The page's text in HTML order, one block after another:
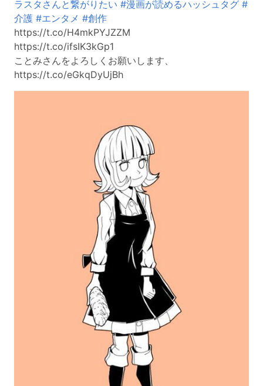
ラスタさんと繋がりたい #漫画が読めるハッシュタグ #
介護 #エンタメ #創作
https://t.co/H4mkPYJZZM
https://t.co/ifsIK3kGp1
ことみさんをよろしくお願いします、
https://t.co/eGkqDyUjBh